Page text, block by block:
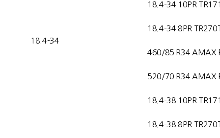
18.4-34
18.4-34 10PR
18.4-34 8PR
460/85 R34 AMAX
520/70 R34 AMAX
18.4-38 10PR
18.4-38 8PR